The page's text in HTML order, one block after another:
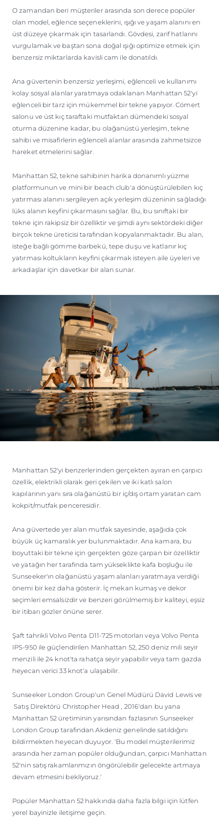
O zamandan beri müşteriler arasında son derece popüler
olan model, eğlence seçeneklerini, ışığı ve yaşam alanını en
üst düzeye çıkarmak için tasarlandı. Gövdesi, zarif hatlarını
vurgulamak ve baştan sona doğal ışığı optimize etmek için
benzersiz miktarlarda kavisli cam ile donatıldı.
Ana güvertenin benzersiz yerleşimi, eğlenceli ve kullanımı
kolay sosyal alanlar yaratmaya odaklanan Manhattan 52'yi
eğlenceli bir tarz için mükemmel bir tekne yapıyor. Cömert
salonu ve üst kıç taraftaki mutfaktan dümendeki sosyal
oturma düzenine kadar, bu olağanüstü yerleşim, tekne
sahibi ve misafirlerin eğlenceli alanlar arasında zahmetsizce
hareket etmelerini sağlar.
Manhattan 52, tekne sahibinin harika donanımlı yüzme
platformunun ve mini bir beach club'a dönüştürülebilen kıç
yatırması alanını sergileyen açık yerleşim düzeninin sağladığı
lüks alanın keyfini çıkarmasını sağlar. Bu, bu sınıftaki bir
tekne için rakipsiz bir özelliktir ve şimdi aynı sektördeki diğer
birçok tekne üreticisi tarafından kopyalanmaktadır. Bu alan,
isteğe bağlı gömme barbekü, tepe duşu ve katlanır kıç
yatırması koltukların keyfini çıkarmak isteyen aile üyeleri ve
arkadaşlar için davetkar bir alan sunar.
Manhattan 52'yi benzerlerinden gerçekten ayıran en çarpıcı
özellik, elektrikli olarak geri çekilen ve iki katlı salon
kapılarının yanı sıra olağanüstü bir iç/dış ortam yaratan cam
kokpit/mutfak penceresidir.
Ana güvertede yer alan mutfak sayesinde, aşağıda çok
büyük üç kamaralık yer bulunmaktadır. Ana kamara, bu
boyuttaki bir tekne için gerçekten göze çarpan bir özelliktir
ve yatağın her tarafında tam yükseklikte kafa boşluğu ile
Sunseeker'ın olağanüstü yaşam alanları yaratmaya verdiği
önemi bir kez daha gösterir. İç mekan kumaş ve dekor
seçimleri emsalsizdir ve benzeri görülmemiş bir kaliteyi, eşsiz
bir itibarı gözler önüne serer.
Şaft tahrikli Volvo Penta D11-725 motorları veya Volvo Penta
IPS-950 ile güçlendirilen Manhattan 52, 250 deniz mili seyir
menzili ile 24 knot'ta rahatça seyir yapabilir veya tam gazda
heyecan verici 33 knot'a ulaşabilir.
Sunseeker London Group'un Genel Müdürü David Lewis ve
Satış Direktörü Christopher Head , 2016'dan bu yana
Manhattan 52 üretiminin yarısından fazlasının Sunseeker
London Group tarafından Akdeniz genelinde satıldığını
bildirmekten heyecan duyuyor. 'Bu model müşterilerimiz
arasında her zaman popüler olduğundan, çarpıcı Manhattan
52'nin satış rakamlarımızın öngörülebilir gelecekte artmaya
devam etmesini bekliyoruz.'
Popüler Manhattan 52 hakkında daha fazla bilgi için lütfen
yerel bayinizle iletişime geçin.